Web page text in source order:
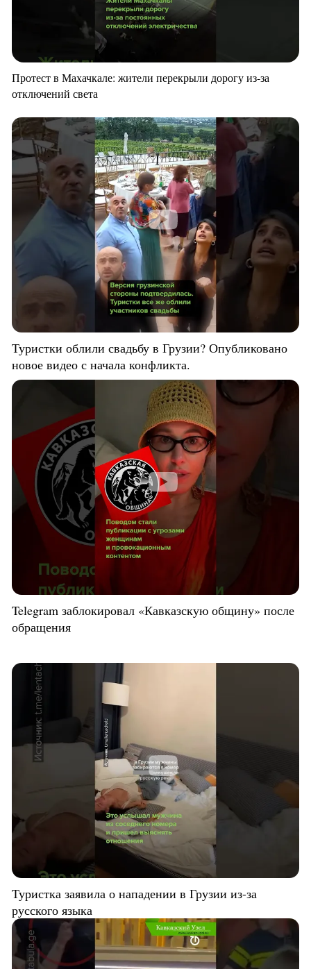
Протест в Махачкале: жители перекрыли дорогу из-за
отключений света
Туристки облили свадьбу в Грузии? Опубликовано
новое видео с начала конфликта.
Telegram заблокировал «Кавказскую общину» после
обращения
Туристка заявила о нападении в Грузии из-за
русского языка